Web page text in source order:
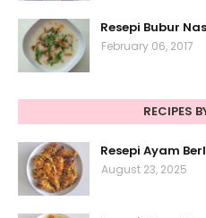
Resepi Bubur
February 06, 2017
RECIPES
Resepi Ayam
August 23, 2025